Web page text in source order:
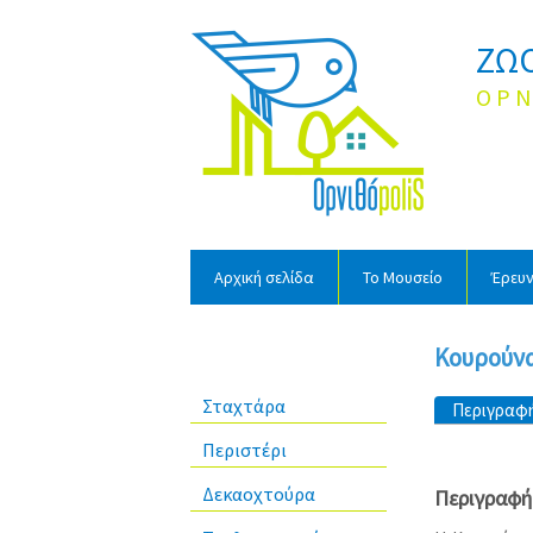
Ο Ρ Ν
Αρχική σελίδα Το Μουσείο
Περιγραφή
Σταχτάρα
Περιστέρι
Δεκαοχτούρα